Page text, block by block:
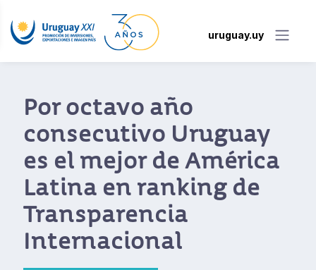
uruguay.uy
Por octavo año
consecutivo Uruguay
es el mejor de América
Latina en ranking de
Transparencia
Internacional